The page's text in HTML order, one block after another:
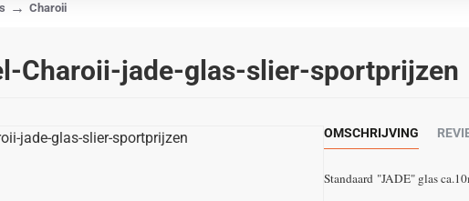
Charoii-jade-glas-slier-sportprijzen
Charoii
OMSCHRIJVING
Standaard "JADE" glas